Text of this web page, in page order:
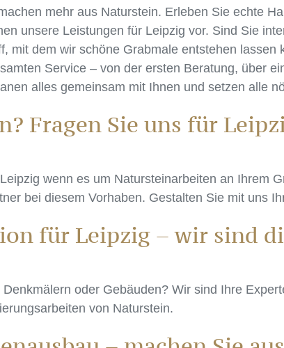
mehr aus Naturstein. Erleben Sie echte
unsere Leistungen für Leipzig vor. Sind Sie
mit dem wir schöne Grabmale entstehen
Service – von der ersten Beratung, über
alles gemeinsam mit Ihnen und setzen alle
Fragen Sie uns für
wenn es um Natursteinarbeiten an Ihrem
bei diesem Vorhaben. Gestalten Sie mit uns
für Leipzig – wir sind
oder Gebäuden? Wir sind Ihre
von Naturstein.